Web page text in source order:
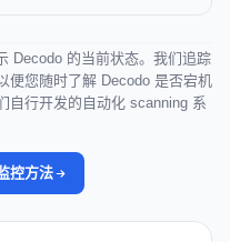
Decodo 的当前状态。我们追踪
便您随时了解 Decodo 是否宕机
自行开发的自动化 scanning 系
控方法